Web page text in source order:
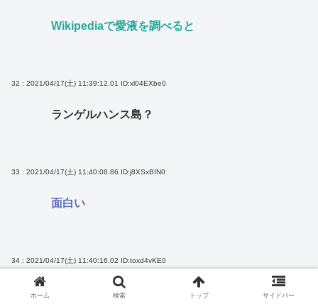
Wikipediaで愛液を調べると
32 : 2021/04/17(土) 11:39:12.01 ID:xl04EXbe0
ランゲルハンス島？
33 : 2021/04/17(土) 11:40:08.86 ID:j8XSxBIN0
面白い
34 : 2021/04/17(土) 11:40:16.02 ID:toxd4vKE0
ありったけのマンカス集めてそう
ホーム 検索 トップ サイドバー